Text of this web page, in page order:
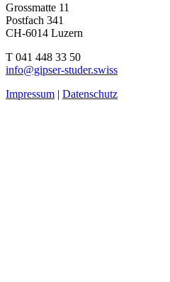
Grossmatte 11
Postfach 341
CH-6014 Luzern
T 041 448 33 50
info@gipser-studer.swiss
Impressum | Datenschutz